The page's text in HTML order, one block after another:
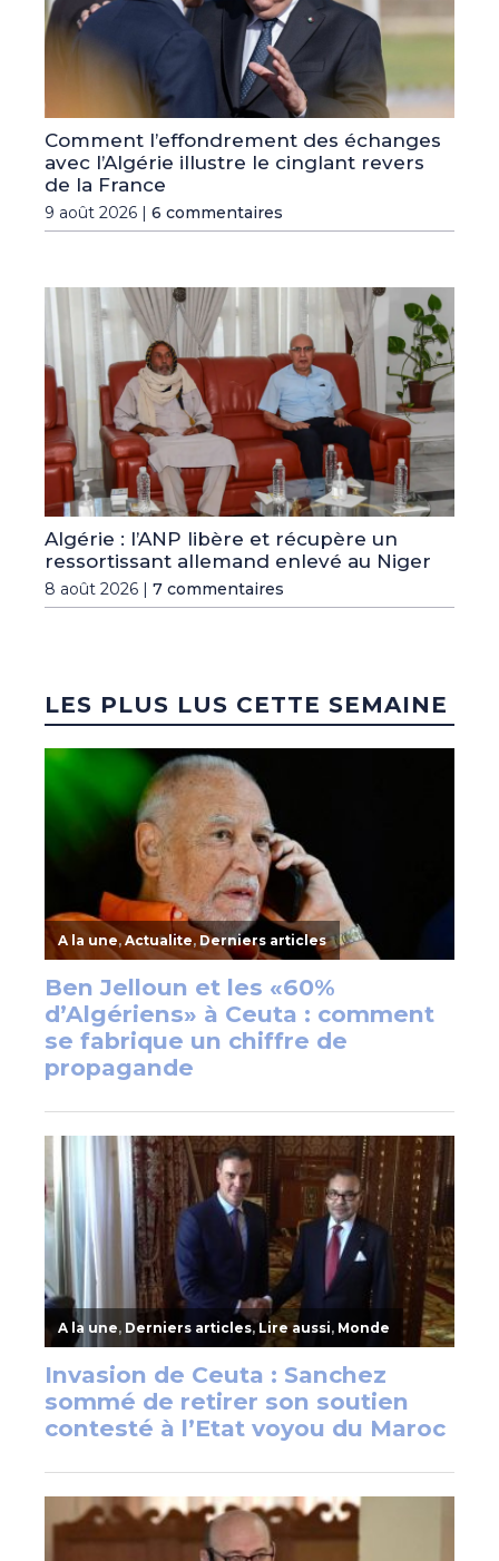
Comment l’effondrement des échanges
avec l’Algérie illustre le cinglant revers
de la France
9 août 2026 | 6 commentaires
Algérie : l’ANP libère et récupère un
ressortissant allemand enlevé au Niger
8 août 2026 | 7 commentaires
LES PLUS LUS CETTE SEMAINE